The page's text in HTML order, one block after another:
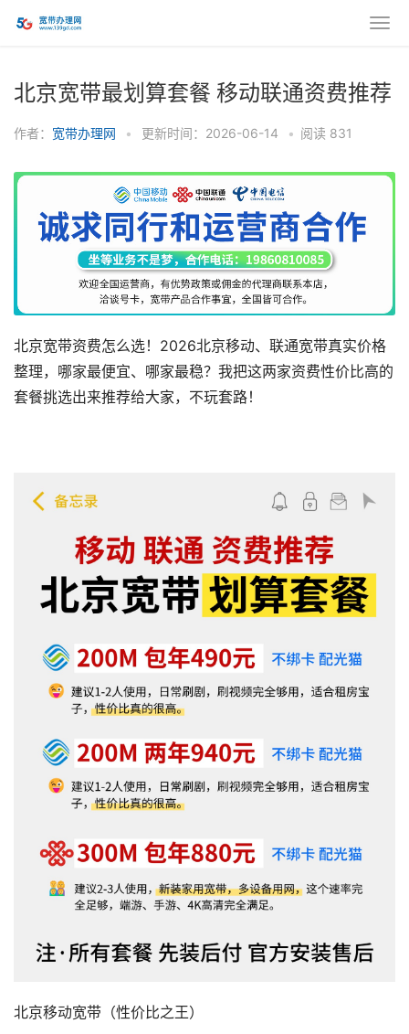
北京宽带最划算套餐 移动联通资费推荐
作者： 宽带办理网 • 更新时间：2026-06-14 • 阅读 831
北京宽带资费怎么选！2026北京移动、联通宽带真实价格
整理，哪家最便宜、哪家最稳？我把这两家资费性价比高的
套餐挑选出来推荐给大家，不玩套路！
北京移动宽带（性价比之王）